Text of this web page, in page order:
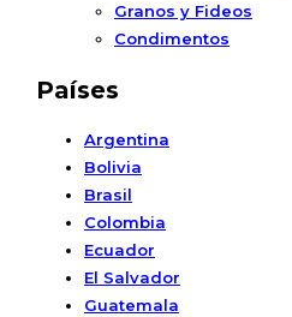
Granos y Fideos
Condimentos
Países
Argentina
Bolivia
Brasil
Colombia
Ecuador
El Salvador
Guatemala